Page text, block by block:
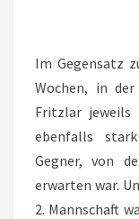
Im Gegensatz
Wochen, in
Fritzlar
ebenfalls
Gegner, von
erwarten war.
2. Mannschaft